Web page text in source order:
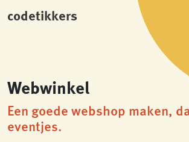
codetikkers
Webwinkel
Een goede webshop maken,
eventjes.